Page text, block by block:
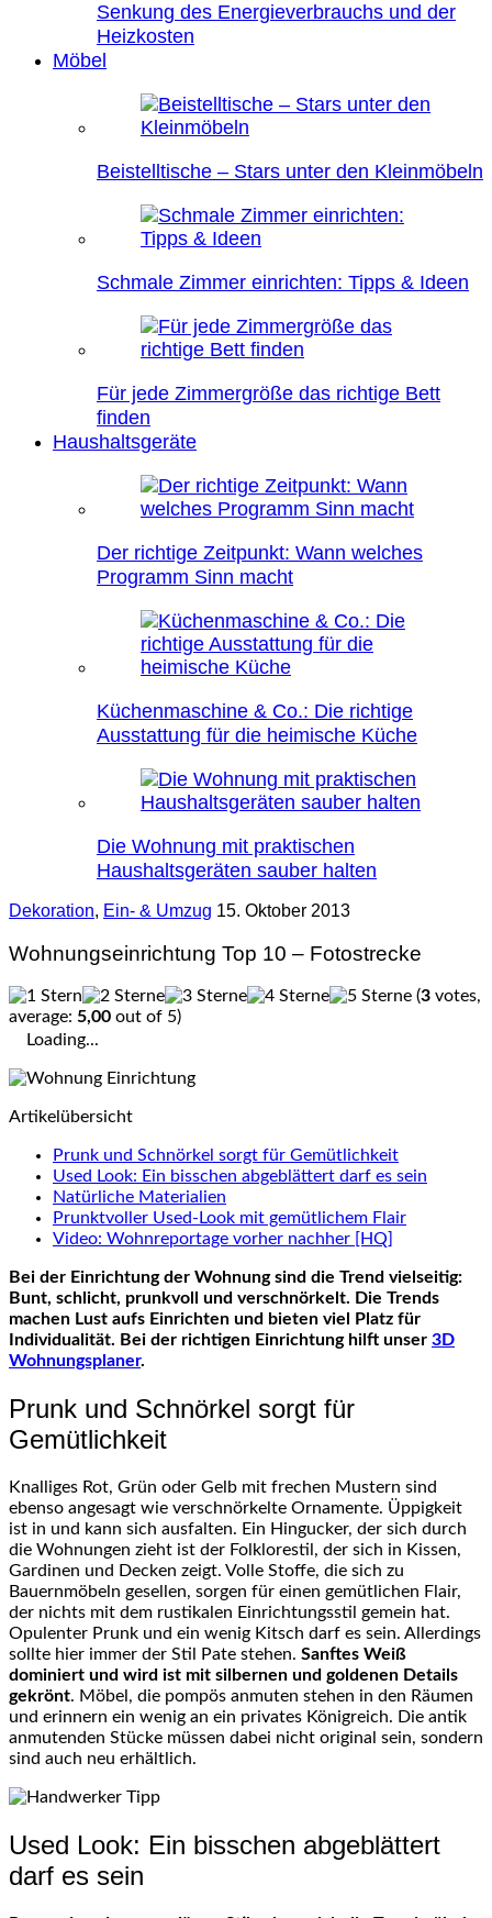
Senkung des Energieverbrauchs und der
Heizkosten
Möbel
Beistelltische – Stars unter den Kleinmöbeln
Schmale Zimmer einrichten: Tipps & Ideen
Für jede Zimmergröße das richtige Bett
finden
Haushaltsgeräte
Der richtige Zeitpunkt: Wann welches
Programm Sinn macht
Küchenmaschine & Co.: Die richtige
Ausstattung für die heimische Küche
Die Wohnung mit praktischen
Haushaltsgeräten sauber halten
Dekoration, Ein- & Umzug 15. Oktober 2013
Wohnungseinrichtung Top 10 – Fotostrecke
(3 votes,
average: 5,00 out of 5)
Loading...
Artikelübersicht
Prunk und Schnörkel sorgt für Gemütlichkeit
Used Look: Ein bisschen abgeblättert darf es sein
Natürliche Materialien
Prunktvoller Used-Look mit gemütlichem Flair
Video: Wohnreportage vorher nachher [HQ]
Bei der Einrichtung der Wohnung sind die Trend vielseitig:
Bunt, schlicht, prunkvoll und verschnörkelt. Die Trends
machen Lust aufs Einrichten und bieten viel Platz für
Individualität. Bei der richtigen Einrichtung hilft unser 3D
Wohnungsplaner.
Prunk und Schnörkel sorgt für
Gemütlichkeit
Knalliges Rot, Grün oder Gelb mit frechen Mustern sind
ebenso angesagt wie verschnörkelte Ornamente. Üppigkeit
ist in und kann sich ausfalten. Ein Hingucker, der sich durch
die Wohnungen zieht ist der Folklorestil, der sich in Kissen,
Gardinen und Decken zeigt. Volle Stoffe, die sich zu
Bauernmöbeln gesellen, sorgen für einen gemütlichen Flair,
der nichts mit dem rustikalen Einrichtungsstil gemein hat.
Opulenter Prunk und ein wenig Kitsch darf es sein. Allerdings
sollte hier immer der Stil Pate stehen. Sanftes Weiß
dominiert und wird ist mit silbernen und goldenen Details
gekrönt. Möbel, die pompös anmuten stehen in den Räumen
und erinnern ein wenig an ein privates Königreich. Die antik
anmutenden Stücke müssen dabei nicht original sein, sondern
sind auch neu erhältlich.
Used Look: Ein bisschen abgeblättert
darf es sein